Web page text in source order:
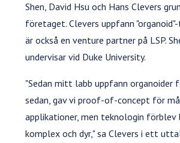
Shen, David Hsu och Hans Clevers
företaget. Clevers uppfann
är också en venture partner på LSP.
undervisar vid Duke University.
"Sedan mitt labb uppfann organoider
sedan, gav vi proof-of-concept för
applikationer, men teknologin förblev
komplex och dyr," sa Clevers i ett